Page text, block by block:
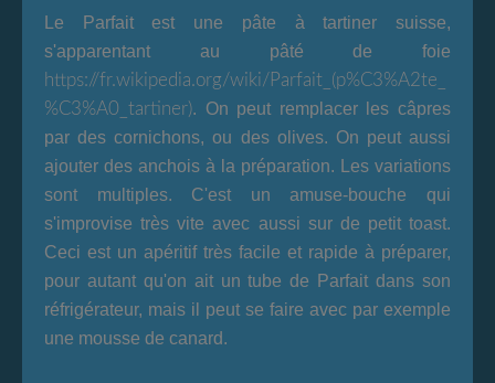
Le Parfait est une pâte à tartiner suisse,
s'apparentant au pâté de foie
https://fr.wikipedia.org/wiki/Parfait_(p%C3%A2te_
%C3%A0_tartiner). On peut remplacer les câpres
par des cornichons, ou des olives. On peut aussi
ajouter des anchois à la préparation. Les variations
sont multiples. C'est un amuse-bouche qui
s'improvise très vite avec aussi sur de petit toast.
Ceci est un apéritif très facile et rapide à préparer,
pour autant qu'on ait un tube de Parfait dans son
réfrigérateur, mais il peut se faire avec par exemple
une mousse de canard.